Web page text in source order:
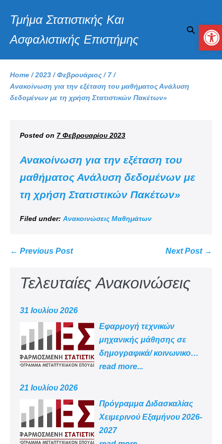
Τμήμα Στατιστικής Και
Ασφαλιστικής Επιστήμης
Home /2023 /Φεβρουάριος / 7/
Ανακοίνωση για την εξέταση του μαθήματος Ανάλυση
δεδομένων με τη χρήση Στατιστικών Πακέτων»
Posted on 7 Φεβρουαρίου 2023
Ανακοίνωση για την εξέταση του
μαθήματος Ανάλυση δεδομένων με
τη χρήση Στατιστικών Πακέτων»
Filed under: Ανακοινώσεις Μαθημάτων
← Previous Post Next Post →
Τελευταίες Ανακοινώσεις
31 Ιουλίου 2026
Εφαρμογή τεχνικών
μηχανικής μάθησης σε
δημογραφικά/ κοινωνικο
-οικονομικά δεδομένα
read more...
21 Ιουλίου 2026
Πρόγραμμα Διδασκαλίας
Χειμερινού Εξαμήνου 2026-
2027